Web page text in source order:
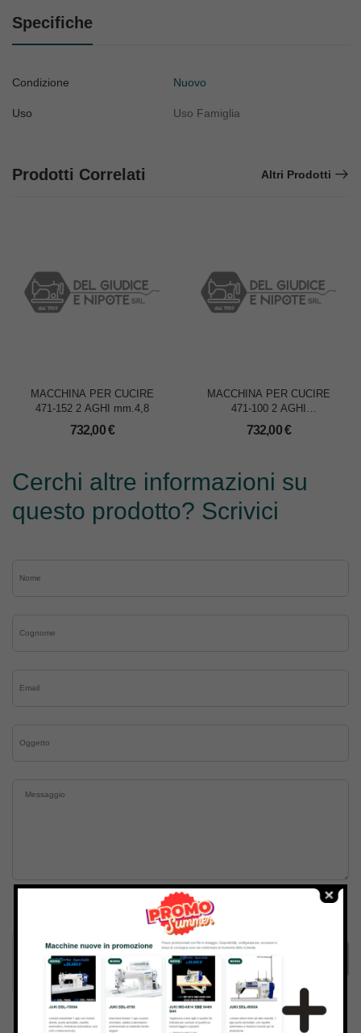
Specifiche
Condizione Nuovo
Uso Uso Famiglia
Prodotti Correlati Altri Prodotti
MACCHINA PER CUCIRE
471-152 2 AGHI mm.4,8
732,00€
MACCHINA PER CUCIRE
471-100 2 AGHI
mm.4,8/6,4/10
732,00€
Cerchi altre informazioni su
questo prodotto? Scrivici
Inviando il messaggio confermo di aver letto e accettato
del sito web